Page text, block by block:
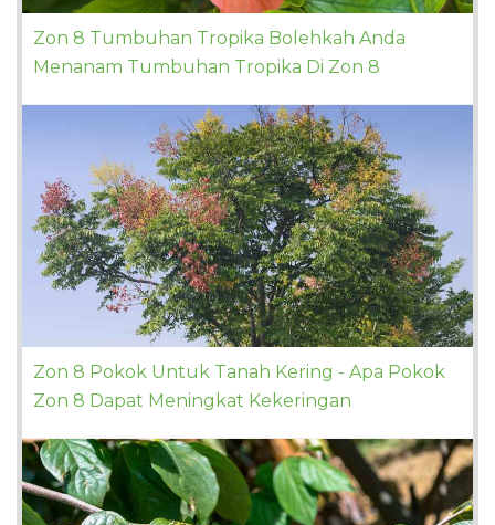
Zon 8 Tumbuhan Tropika Bolehkah Anda
Menanam Tumbuhan Tropika Di Zon 8
Zon 8 Pokok Untuk Tanah Kering - Apa Pokok
Zon 8 Dapat Meningkat Kekeringan